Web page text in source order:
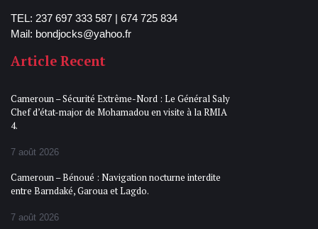
TEL: 237 697 333 587 | 674 725 834
Mail: bondjocks@yahoo.fr
Article Recent
Cameroun – Sécurité Extrême-Nord : Le Général Saly
Chef d’état-major de Mohamadou en visite à la RMIA
4.
7 août 2026
Cameroun – Bénoué : Navigation nocturne interdite
entre Barndaké, Garoua et Lagdo.
7 août 2026